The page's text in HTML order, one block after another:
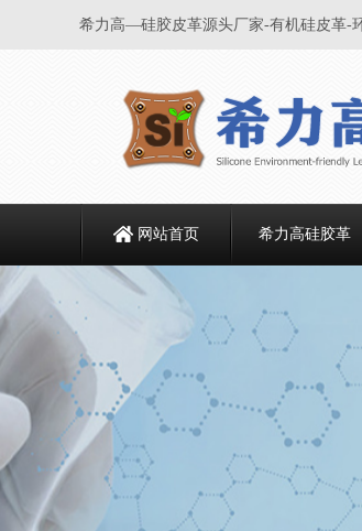
希力高—硅胶皮革源头厂家-有机硅皮革-
网站首页 希力高硅胶革